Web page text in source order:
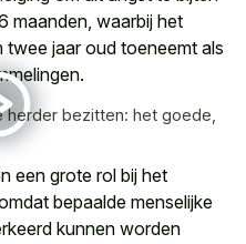
maanden, waarbij het
jaar oud toeneemt als
herder bezitten: het goede,
een grote rol bij het
bepaalde menselijke
kunnen worden